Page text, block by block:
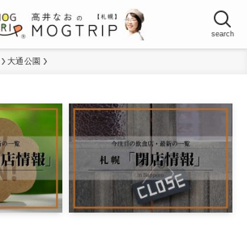
search
大通公園